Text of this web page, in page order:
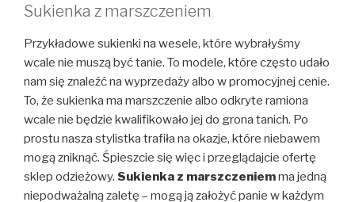
Sukienka z marszczeniem
Przykładowe sukienki na wesele, które wybrałyśmy
wcale nie muszą być tanie. To modele, które często udało
nam się znaleźć na wyprzedaży albo w promocyjnej cenie.
To, że sukienka ma marszczenie albo odkryte ramiona
wcale nie będzie kwalifikowało jej do grona tanich. Po
prostu nasza stylistka trafiła na okazje, które niebawem
mogą zniknąć. Śpieszcie się więc i przeglądajcie ofertę
sklep odzieżowy. Sukienka z marszczeniemma jedną
niepodważalną zaletę – mogą ją założyć panie w każdym